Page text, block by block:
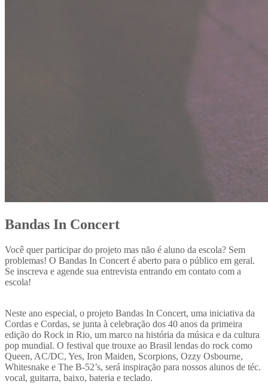
Bandas In Concert
Você quer participar do projeto mas não é aluno da escola? Sem
problemas! O Bandas In Concert é aberto para o público em geral.
Se inscreva e agende sua entrevista entrando em contato com a
escola!
Neste ano especial, o projeto Bandas In Concert, uma iniciativa da
Cordas e Cordas, se junta à celebração dos 40 anos da primeira
edição do Rock in Rio, um marco na história da música e da cultura
pop mundial. O festival que trouxe ao Brasil lendas do rock como
Queen, AC/DC, Yes, Iron Maiden, Scorpions, Ozzy Osbourne,
Whitesnake e The B-52’s, será inspiração para nossos alunos de téc.
vocal, guitarra, baixo, bateria e teclado.